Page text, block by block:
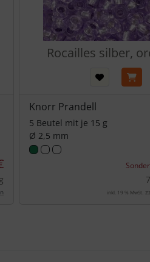
Rocailles silber,
Knorr Prandell
5 Beutel mit je 15 g
Ø 2,5 mm
inkl. 19 % MwSt.